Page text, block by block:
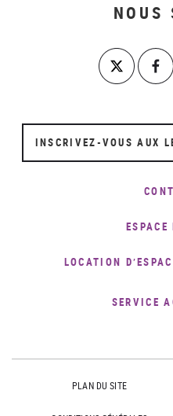
NOUS
INSCRIVEZ-VOUS AUX
ESPACE
LOCATION
SERVICE
PLAN DU SITE